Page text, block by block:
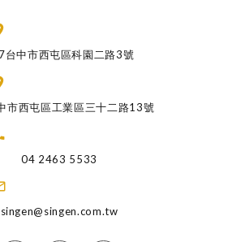
台中市西屯區科園二路3號
市西屯區工業區三十二路13號
04 2463 5533
singen@singen.com.tw